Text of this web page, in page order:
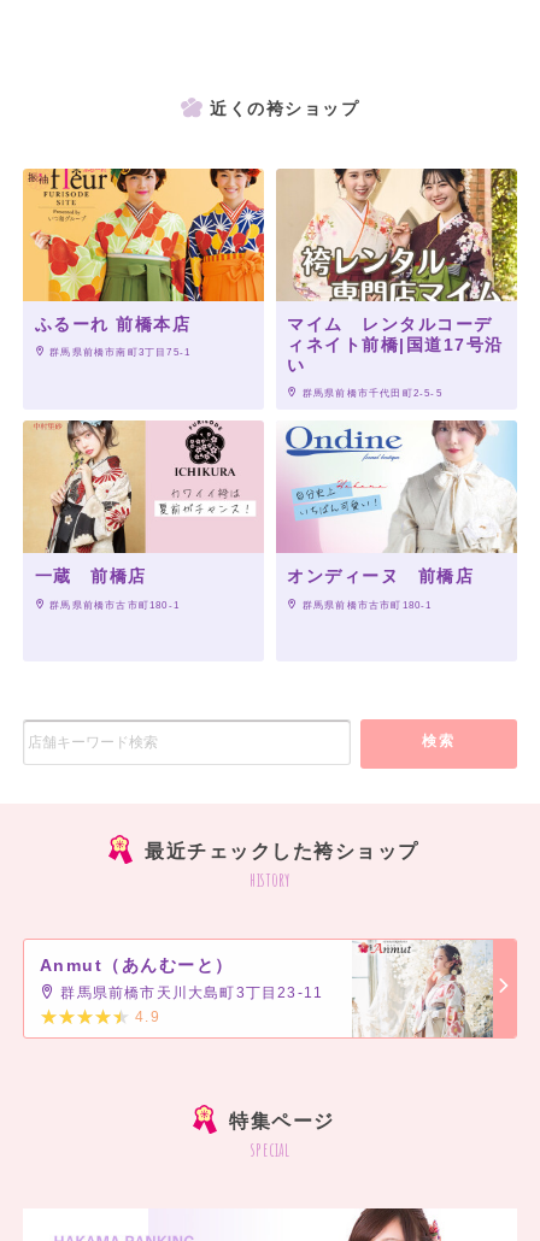
近くの袴ショップ
ふるーれ 前橋本店
群馬県前橋市南町3丁目75-1
マイム レンタルコーデ
ィネイト前橋|国道17号沿
い
群馬県前橋市千代田町2-5-5
一蔵 前橋店
群馬県前橋市古市町180-1
オンディーヌ 前橋店
群馬県前橋市古市町180-1
検索
最近チェックした袴ショップ
history
Anmut（あんむーと）
群馬県前橋市天川大島町3丁目23-11
4.9
特集ページ
special